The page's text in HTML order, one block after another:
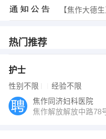
【焦作大德
【北京进思
热门推荐
护士
性别不限 经验不限
焦作同济妇科医院
焦作解放解放中路78